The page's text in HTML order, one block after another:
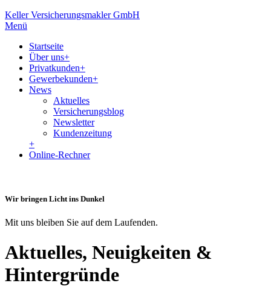
Keller Versicherungsmakler GmbH
Menü
Startseite
Über uns+
Privatkunden+
Gewerbekunden+
News
Aktuelles
Versicherungsblog
Newsletter
Kundenzeitung
+
Online-Rechner
Wir bringen Licht ins Dunkel
Mit uns bleiben Sie auf dem Laufenden.
Aktuelles, Neuigkeiten &
Hintergründe